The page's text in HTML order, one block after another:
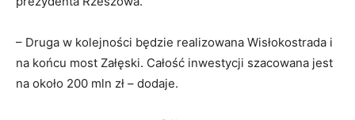
– Druga w kolejności będzie realizowana Wisłokostrada i
na końcu most Załęski. Całość inwestycji szacowana jest
na około 200 mln zł – dodaje.